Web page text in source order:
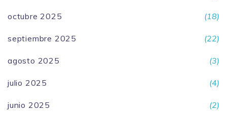
octubre 2025 (18)
septiembre 2025 (22)
agosto 2025 (3)
julio 2025 (4)
junio 2025 (2)